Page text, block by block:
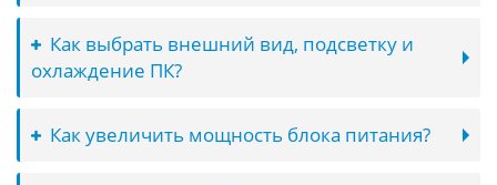
Как выбрать внешний вид, подсветку и
охлаждение ПК?
Как увеличить мощность блока питания?